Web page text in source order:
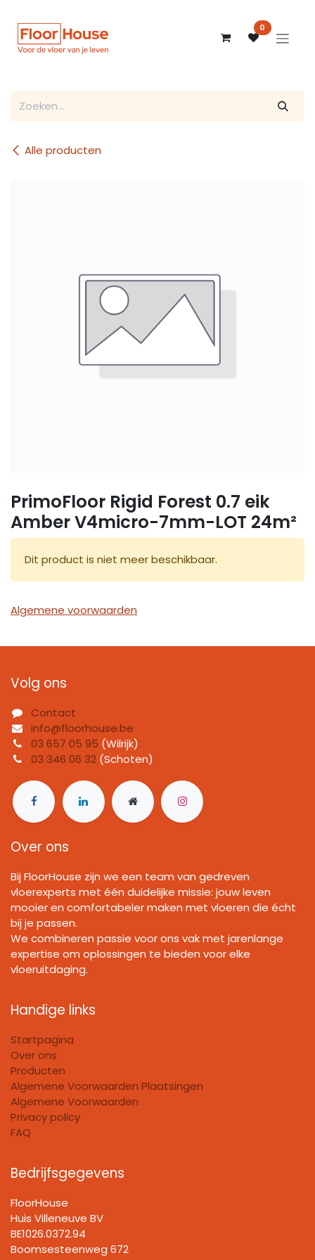
0
Alle producten
PrimoFloor Rigid Forest 0.7 eik
Amber V4micro-7mm-LOT 24m²
Dit product is niet meer beschikbaar.
Algemene voorwaarden
Volg ons
Contact
info@floorhouse.be
03 657 05 95 (Wilrijk)
03 346 06 32 (Schoten)
Over ons
Bij FloorHouse zijn we een team van gedreven
vloerexperts met één duidelijke missie: jouw leven
mooier en comfortabeler maken met vloeren die écht
bij je passen.
We combineren passie voor ons vak met jarenlange
expertise om oplossingen te bieden voor elke
vloeruitdaging.
Handige links
Startpagina
Over ons
Producten
Algemene Voorwaarden Plaatsingen
Algemene Voorwaarden
Privacy policy
FAQ
Bedrijfsgegevens
FloorHouse
Huis Villeneuve BV​
BE1026.0372.94
Boomsesteenweg 672